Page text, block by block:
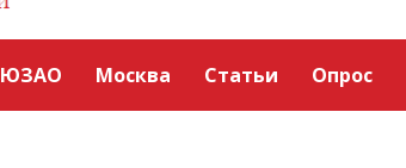
ЮЗАО Москва Статьи Опрос